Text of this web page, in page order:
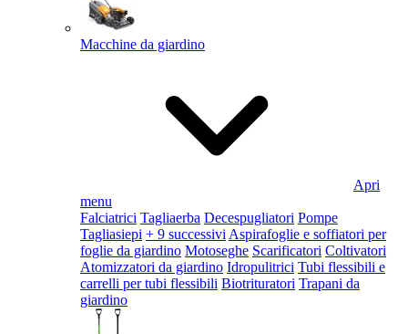
Macchine da giardino
Apri
menu
Falciatrici Tagliaerba Decespugliatori Pompe
Tagliasiepi + 9 successivi Aspirafoglie e soffiatori per
foglie da giardino Motoseghe Scarificatori Coltivatori
Atomizzatori da giardino Idropulitrici Tubi flessibili e
carrelli per tubi flessibili Biotrituratori Trapani da
giardino